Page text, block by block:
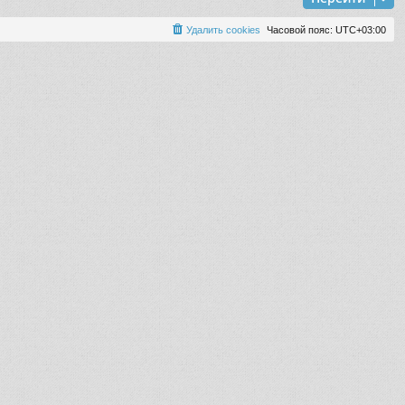
Часовой пояс: UTC+03:00
Удалить cookies